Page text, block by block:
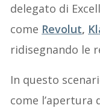
delegato di
come Revolut,
ridisegnando le
In questo
come l’apertura